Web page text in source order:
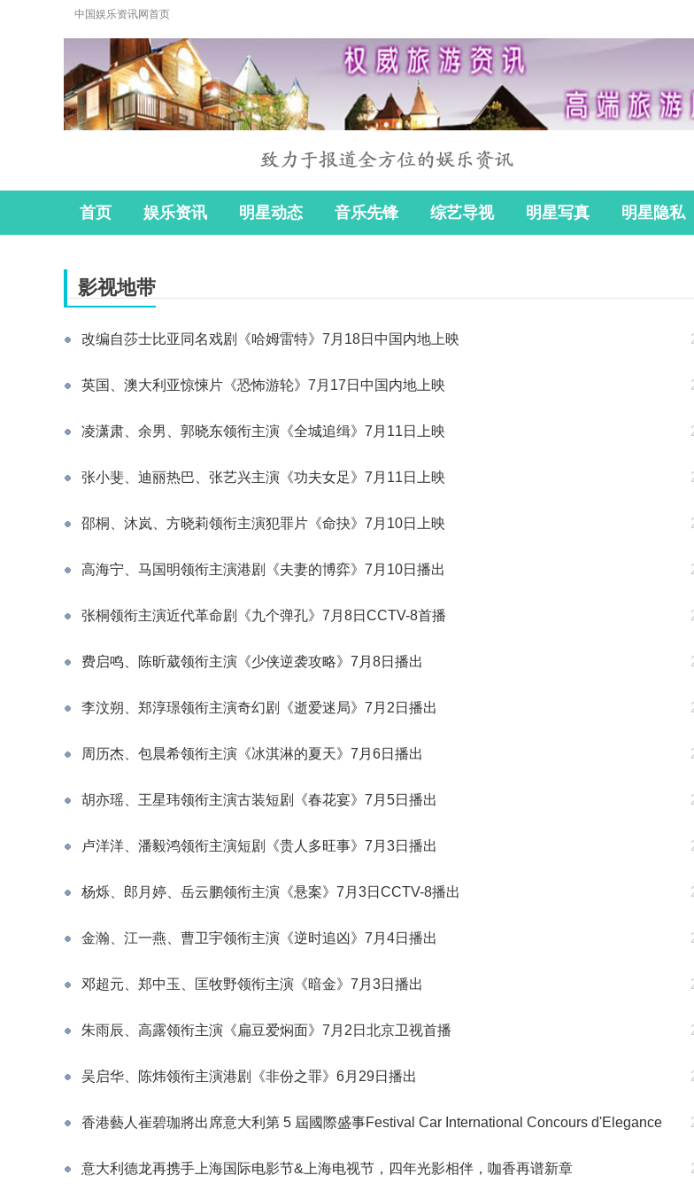
中国娱乐资讯网首页
首页 娱乐资讯 明星动态 音乐先锋 综艺导视 明星写真 明星隐私
影视地带
改编自莎士比亚同名戏剧《哈姆雷特》7月18日中国内地上映
英国、澳大利亚惊悚片《恐怖游轮》7月17日中国内地上映
凌潇肃、余男、郭晓东领衔主演《全城追缉》7月11日上映
张小斐、迪丽热巴、张艺兴主演《功夫女足》7月11日上映
邵桐、沐岚、方晓莉领衔主演犯罪片《命抉》7月10日上映
高海宁、马国明领衔主演港剧《夫妻的博弈》7月10日播出
张桐领衔主演近代革命剧《九个弹孔》7月8日CCTV-8首播
费启鸣、陈昕葳领衔主演《少侠逆袭攻略》7月8日播出
李汶朔、郑淳璟领衔主演奇幻剧《逝爱迷局》7月2日播出
周历杰、包晨希领衔主演《冰淇淋的夏天》7月6日播出
胡亦瑶、王星玮领衔主演古装短剧《春花宴》7月5日播出
卢洋洋、潘毅鸿领衔主演短剧《贵人多旺事》7月3日播出
杨烁、郎月婷、岳云鹏领衔主演《悬案》7月3日CCTV-8播出
金瀚、江一燕、曹卫宇领衔主演《逆时追凶》7月4日播出
邓超元、郑中玉、匡牧野领衔主演《暗金》7月3日播出
朱雨辰、高露领衔主演《扁豆爱焖面》7月2日北京卫视首播
吴启华、陈炜领衔主演港剧《非份之罪》6月29日播出
香港藝人崔碧珈將出席意大利第 5 屆國際盛事Festival Car International Concours d'Elegance
意大利德龙再携手上海国际电影节&上海电视节，四年光影相伴，咖香再谱新章